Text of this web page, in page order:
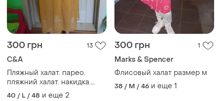
300 грн 13
C&A
Пляжный халат. парео.
пляжний халат. накидка.
парэо
40 / L / 48 и еще 2
300 грн 1
Marks & Spencer
Флисовый халат размер м
38 / M / 46 и еще 1